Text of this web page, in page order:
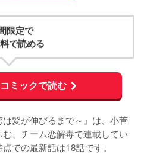
限定で
で読める
ミックで読む
は髪が伸びるまで～』は、小菅
、チーム恋解毒で連載してい
での最新話は18話です。